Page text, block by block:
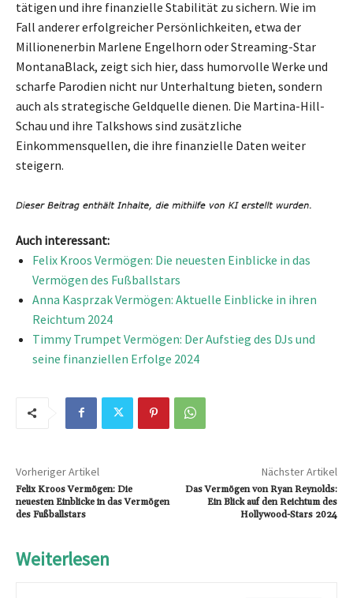
tätigen und ihre finanzielle Stabilität zu sichern. Wie im
Fall anderer erfolgreicher Persönlichkeiten, etwa der
Millionenerbin Marlene Engelhorn oder Streaming-Star
MontanaBlack, zeigt sich hier, dass humorvolle Werke und
scharfe Parodien nicht nur Unterhaltung bieten, sondern
auch als strategische Geldquelle dienen. Die Martina-Hill-
Schau und ihre Talkshows sind zusätzliche
Einkommensquellen, die ihre finanzielle Daten weiter
steigern.
Auch interessant:
Felix Kroos Vermögen: Die neuesten Einblicke in das
Vermögen des Fußballstars
Anna Kasprzak Vermögen: Aktuelle Einblicke in ihren
Reichtum 2024
Timmy Trumpet Vermögen: Der Aufstieg des DJs und
seine finanziellen Erfolge 2024
Vorheriger Artikel
Felix Kroos Vermögen: Die
neuesten Einblicke in das Vermögen
des Fußballstars
Nächster Artikel
Das Vermögen von Ryan Reynolds:
Ein Blick auf den Reichtum des
Hollywood-Stars 2024
Weiterlesen